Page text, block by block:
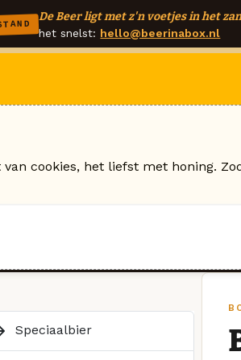
De Beer ligt met z'n voetjes in het
het snelst: hello@beerinabox.nl
Speciaalbier
van cookies, het liefst met honing.